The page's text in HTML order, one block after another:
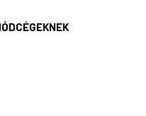
CÉGEKNEK